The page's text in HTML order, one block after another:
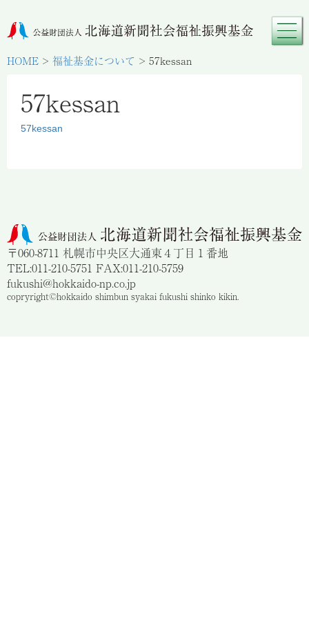
HOME > 福祉基金について > 57kessan
57kessan
57kessan
〒060-8711 札幌市中央区大通東４丁目１番地
TEL:011-210-5751 FAX:011-210-5759
fukushi@hokkaido-np.co.jp
copryright©hokkaido shimbun syakai fukushi shinko kikin.